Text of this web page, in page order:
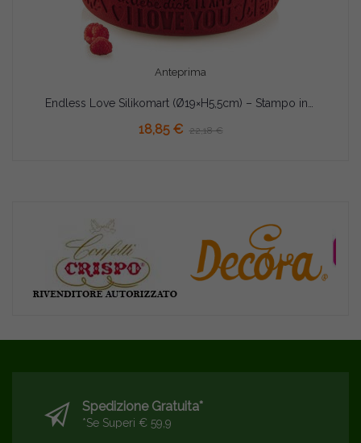
Anteprima
18,85 € 22,18 €
Spedizione Gratuita*
*se Superi € 59,9